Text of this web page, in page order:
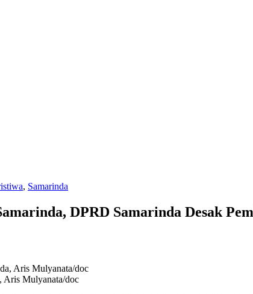
, Samarinda
DPRD Samarinda Desak
Aris Mulyanata/doc